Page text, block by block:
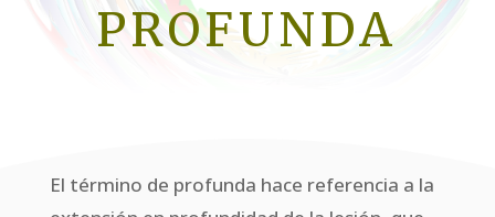
PROFUNDA
El término de profunda hace referencia a la